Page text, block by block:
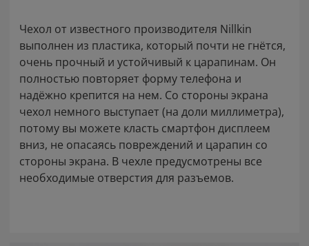
Чехол от известного производителя Nillkin
выполнен из пластика, который почти не гнётся,
очень прочный и устойчивый к царапинам. Он
полностью повторяет форму телефона и
надёжно крепится на нем. Со стороны экрана
чехол немного выступает (на доли миллиметра),
потому вы можете класть смартфон дисплеем
вниз, не опасаясь повреждений и царапин со
стороны экрана. В чехле предусмотрены все
необходимые отверстия для разъемов.